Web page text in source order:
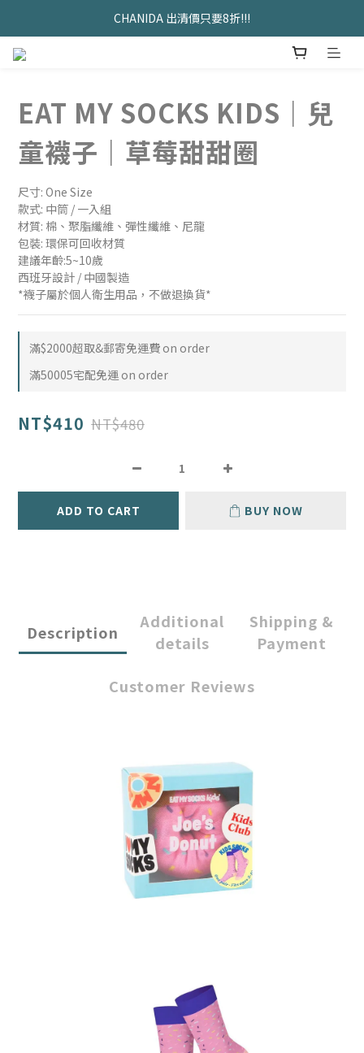
久坐神器>>坐&靠墊組合只要$1488
CHANIDA 出清價只要8折!!!
EAT MY SOCKS KIDS｜兒
童襪子｜草莓甜甜圈
尺寸: One Size
款式: 中筒 / 一入組
材質: 棉、聚脂纖維、彈性纖維、尼龍
包裝: 環保可回收材質
建議年齡:5~10歲
西班牙設計 / 中國製造
*襪子屬於個人衛生用品，不做退換貨*
滿$2000超取&郵寄免運費 on order
滿50005宅配免運 on order
NT$410 NT$480
ADD TO CART BUY NOW
Description
Additional
details
Shipping &
Payment
Customer Reviews